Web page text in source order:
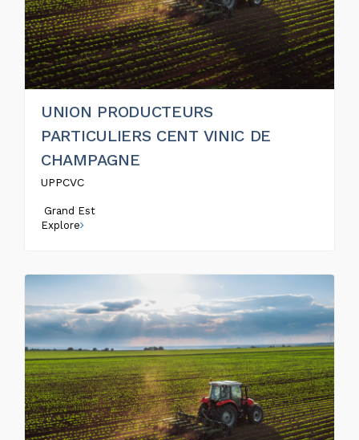
UNION PRODUCTEURS
PARTICULIERS CENT VINIC DE
CHAMPAGNE
UPPCVC
Grand Est
Explore